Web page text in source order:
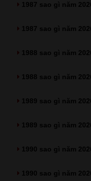
1987 sao gì năm
1987 sao gì năm
1988 sao gì năm
1988 sao gì năm
1989 sao gì năm
1989 sao gì năm
1990 sao gì năm
1990 sao gì năm